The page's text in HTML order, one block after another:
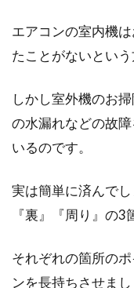
エアコンの室内機
たことがないという
しかし室外機のお
の水漏れなどの故
いるのです。
実は簡単に済んで
『裏』『周り』の3
それぞれの箇所の
ンを長持ちさせまし